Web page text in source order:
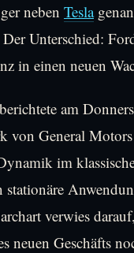
neben Tesla
Unterschied:
in einen neuen
am
von General
im
verwies
neuen Geschäfts